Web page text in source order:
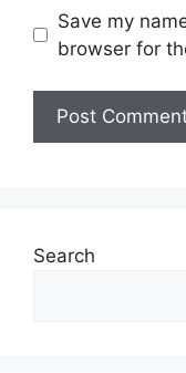
Save my
browser for
Search